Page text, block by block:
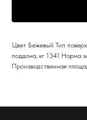
Цвет Бежевый Тип
поддона, кг 1341 Норма
Производственная